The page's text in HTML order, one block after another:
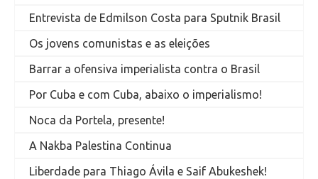
Entrevista de Edmilson Costa para Sputnik Brasil
Os jovens comunistas e as eleições
Barrar a ofensiva imperialista contra o Brasil
Por Cuba e com Cuba, abaixo o imperialismo!
Noca da Portela, presente!
A Nakba Palestina Continua
Liberdade para Thiago Ávila e Saif Abukeshek!